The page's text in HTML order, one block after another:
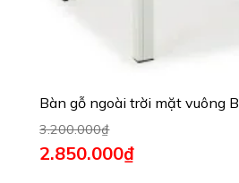
Bàn gỗ ngoài trời mặt vuông
3.200.000₫
2.850.000₫